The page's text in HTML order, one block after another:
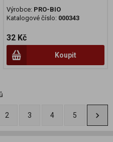
Výrobce: PRO-BIO
Katalogové číslo: 000343
32 Kč
Koupit
2 3 4 5